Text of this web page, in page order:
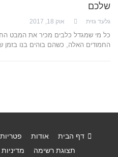
שלכם
גלעד גזית אוק 18, 2017
כל מי שמגדל כלבים מכיר את המבט
החמודים האלה, כשהם בוהים בנו בזמן
דף הבית אודות
תצוגת רשימה